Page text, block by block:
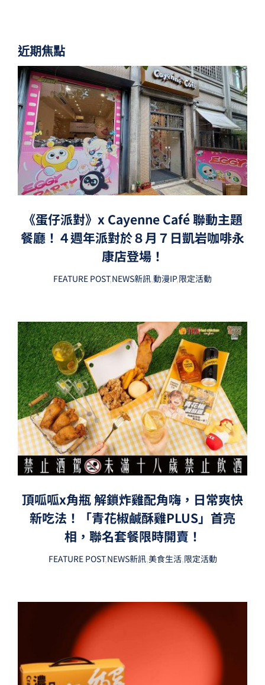
近期焦點
《蛋仔派對》x Cayenne Café 聯動主題
餐廳！４週年派對於８月７日凱岩咖啡永
康店登場！
FEATURE POST,NEWS新訊,動漫IP,限定活動
頂呱呱x角瓶 解鎖炸雞配角嗨，日常爽快
新吃法！「青花椒鹹酥雞PLUS」首亮
相，聯名套餐限時開賣！
FEATURE POST,NEWS新訊,美食生活,限定活動